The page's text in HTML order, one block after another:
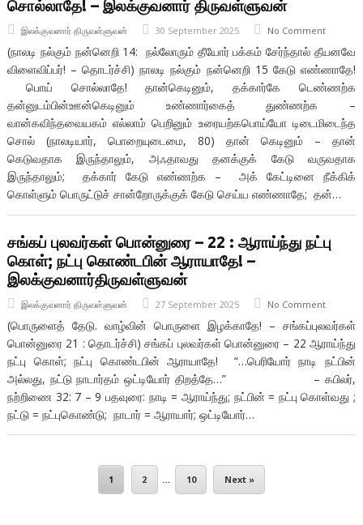
சொல்லாதே! – இலக்குவனார் திருவள்ளுவன்
இலக்குவனார் திருவள்ளுவன் 30 September 2025 No Comment
(நாலடி நல்கும் நன்னெறி 14: நல்லோரும் தீயோர் பக்கம் சேர்ந்தால் தீயனவே
விளைவிப்பர்! – தொடர்ச்சி) நாலடி நல்கும் நன்னெறி 15 கேடு எண்ணாதே!
பொய் சொல்லாதே! தான்கெடினும், தக்கார்கே டெண்ணற்க
தன்னுடம்பின்ஊன்கெடினும் உண்ணார்கைத் துண்ணற்க –
வான்கவிந்தவையகம் எல்லாம் பெறினும் உரையற்கபொய்யோ டிடைமிடைந்த
சொல் (நாலடியார், பொறையுடைமை, 80) தான் கெடினும் – தான்
கெடுவதாக இருந்தாலும், அஃதாவது தனக்குக் கேடு வருவதாக
இருந்தாலும்; தக்கார் கேடு எண்ணற்க – அக் கேட்டினை நீக்கிக்
கொள்ளும் பொருட்டுச் சான்றோருக்குக் கேடு செய்ய எண்ணாதே; தன்…
சங்கப் புலவர்கள் பொன்னுரை – 22 : ஆராய்ந்து நட்பு
கொள்; நட்பு கொண்டபின் ஆராயாதே! –
இலக்குவனார்திருவள்ளுவன்
இலக்குவனார் திருவள்ளுவன் 27 September 2025 No Comment
(பொருளைத் தேடு. வாழ்வின் பொருளை இழக்காதே! – சங்கப்புலவர்கள்
பொன்னுரை 21 : தொடர்ச்சி) சங்கப் புலவர்கள் பொன்னுரை – 22 ஆராய்ந்து
நட்பு கொள்; நட்பு கொண்டபின் ஆராயாதே! “…பெரியோர் நாடி நட்பின்
அல்லது, நட்டு நாடார்தம் ஒட்டியோர் திறத்தே…” – கபிலர்,
நற்றிணை 32: 7 – 9 பதவுரை: நாடி = ஆராய்ந்து; நட்பின் = நட்பு கொள்வது ;
நட்டு = நட்புகொண்டு; நாடார் = ஆராயார்; ஒட்டியோர்…
1 2 … 10 Next »